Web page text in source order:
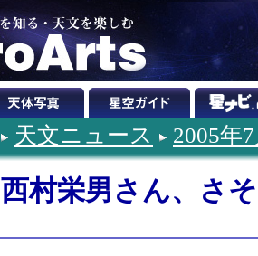
天文ニュース 2005年
村栄男さん、さ